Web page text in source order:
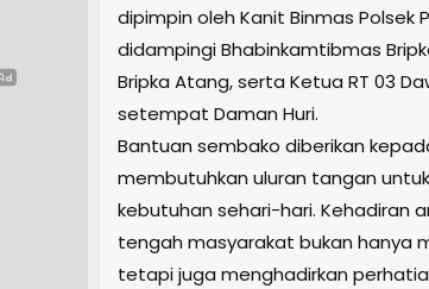
dipimpin oleh Kanit Binmas Polsek
didampingi Bhabinkamtibmas
Bripka Atang, serta Ketua RT 03
setempat Daman Huri.
Bantuan sembako diberikan
membutuhkan uluran tangan
kebutuhan sehari-hari. Kehadiran
tengah masyarakat bukan hanya
tetapi juga menghadirkan